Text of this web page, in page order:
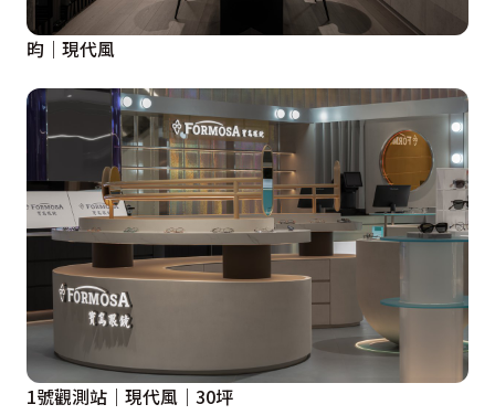
兼具小臥榻功能，圍塑適愜悠然的嫻靜恣意；床頭則設有
整體圓弧收邊的小展示櫃區，並於對面同樣設計圓邊玻璃
玻搭佐燈條界分出男主人的書房空間，以深黑色調圈圍一
處凝神的工作區域，並規劃展架與儲書櫃體，滿足公務或
私人讀物儲納。主衛浴的鏡櫃跳脫以往設計，將四邊嵌入
金屬邊框烤漆並以圓角修飾收邊；另設有浴缸洗滌返家時
的身心疲倦，讓沐浴更有儀式感。
設計概念文字為【知域設計×一己空間制作】提供
昀｜現代風
1號觀測站｜現代風｜30坪